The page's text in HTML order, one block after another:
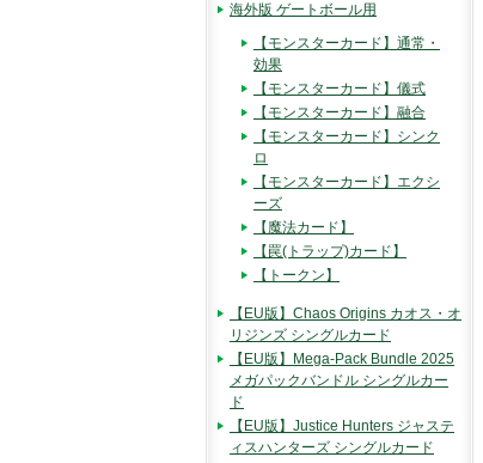
海外版 ゲートボール用
【モンスターカード】通常・
効果
【モンスターカード】儀式
【モンスターカード】融合
【モンスターカード】シンク
ロ
【モンスターカード】エクシ
ーズ
【魔法カード】
【罠(トラップ)カード】
【トークン】
【EU版】Chaos Origins カオス・オ
リジンズ シングルカード
【EU版】Mega-Pack Bundle 2025
メガパックバンドル シングルカー
ド
【EU版】Justice Hunters ジャステ
ィスハンターズ シングルカード